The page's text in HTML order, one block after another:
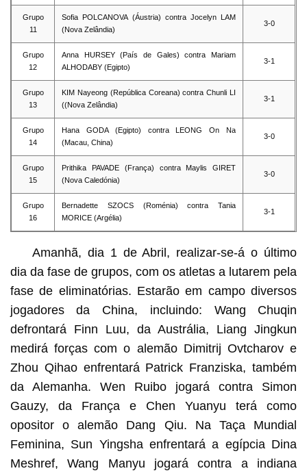
Grupo
11
Sofia POLCANOVA (Áustria) contra Jocelyn LAM
(Nova Zelândia)
3-0
Grupo
12
Anna HURSEY (País de Gales) contra Mariam
ALHODABY (Egipto)
3-1
Grupo
13
KIM Nayeong (República Coreana) contra Chunli LI
((Nova Zelândia)
3-1
Grupo
14
Hana GODA (Egipto) contra LEONG On Na
(Macau, China)
3-0
Grupo
15
Prithika PAVADE (França) contra Maylis GIRET
(Nova Caledónia)
3-0
Grupo
16
Bernadette SZOCS (Roménia) contra Tania
MORICE (Argélia)
3-1
Amanhã, dia 1 de Abril, realizar-se-á o último
dia da fase de grupos, com os atletas a lutarem pela
fase de eliminatórias. Estarão em campo diversos
jogadores da China, incluindo: Wang Chuqin
defrontará Finn Luu, da Austrália, Liang Jingkun
medirá forças com o alemão Dimitrij Ovtcharov e
Zhou Qihao enfrentará Patrick Franziska, também
da Alemanha. Wen Ruibo jogará contra Simon
Gauzy, da França e Chen Yuanyu terá como
opositor o alemão Dang Qiu. Na Taça Mundial
Feminina, Sun Yingsha enfrentará a egípcia Dina
Meshref, Wang Manyu jogará contra a indiana